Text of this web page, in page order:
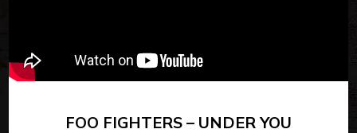
FOO FIGHTERS – UNDER YOU